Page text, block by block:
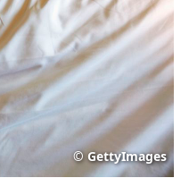
© GettyImages